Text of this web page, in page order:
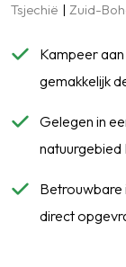
Tsjechië Zuid-
Kampeer
gemakkelijk
Gelegen in
natuurgebied
direct